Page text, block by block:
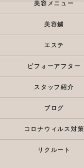
美容メニュー
美容鍼
エステ
ビフォーアフター
スタッフ紹介
ブログ
コロナウィルス対策
リクルート